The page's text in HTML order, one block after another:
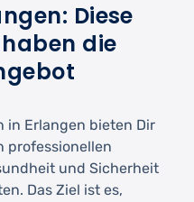
Diese
die
in Erlangen bieten Dir
professionellen
und Sicherheit
Das Ziel ist es,